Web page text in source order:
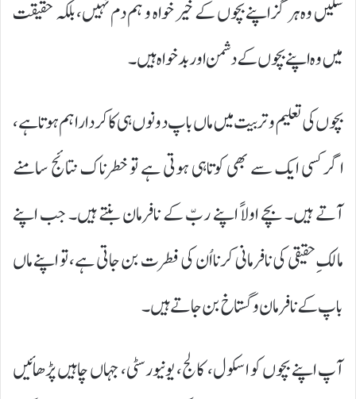
سکیں وہ ہرگز اپنے بچوں کے خیر خواہ و ہم دم نہیں، بلکہ حقیقت
میں وہ اپنے بچوں کے دشمن اور بد خواہ ہیں۔
بچوں کی تعلیم و تربیت میں ماں باپ دونوں ہی کا کردار اہم ہوتا ہے،
اگر کسی ایک سے بھی کوتاہی ہوتی ہے تو خطرناک نتائج سامنے
آتے ہیں۔ بچے اولاً اپنے ربّ کے نافرمان بنتے ہیں۔ جب اپنے
مالکِ حقیقی کی نافرمانی کرنا اُن کی فطرت بن جاتی ہے، تو اپنے ماں
باپ کے نافرمان و گستاخ بن جاتے ہیں۔
آپ اپنے بچوں کو اسکول، کالج، یونیورسٹی، جہاں چاہیں پڑھائیں